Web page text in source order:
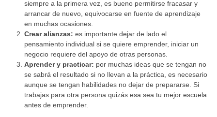
siempre a la primera vez, es bueno permitirse fracasar y
arrancar de nuevo, equivocarse en fuente de aprendizaje
en muchas ocasiones.
Crear alianzas: es importante dejar de lado el
pensamiento individual si se quiere emprender, iniciar un
negocio requiere del apoyo de otras personas.
Aprender y practicar: por muchas ideas que se tengan no
se sabrá el resultado si no llevan a la práctica, es necesario
aunque se tengan habilidades no dejar de prepararse. Si
trabajas para otra persona quizás esa sea tu mejor escuela
antes de emprender.